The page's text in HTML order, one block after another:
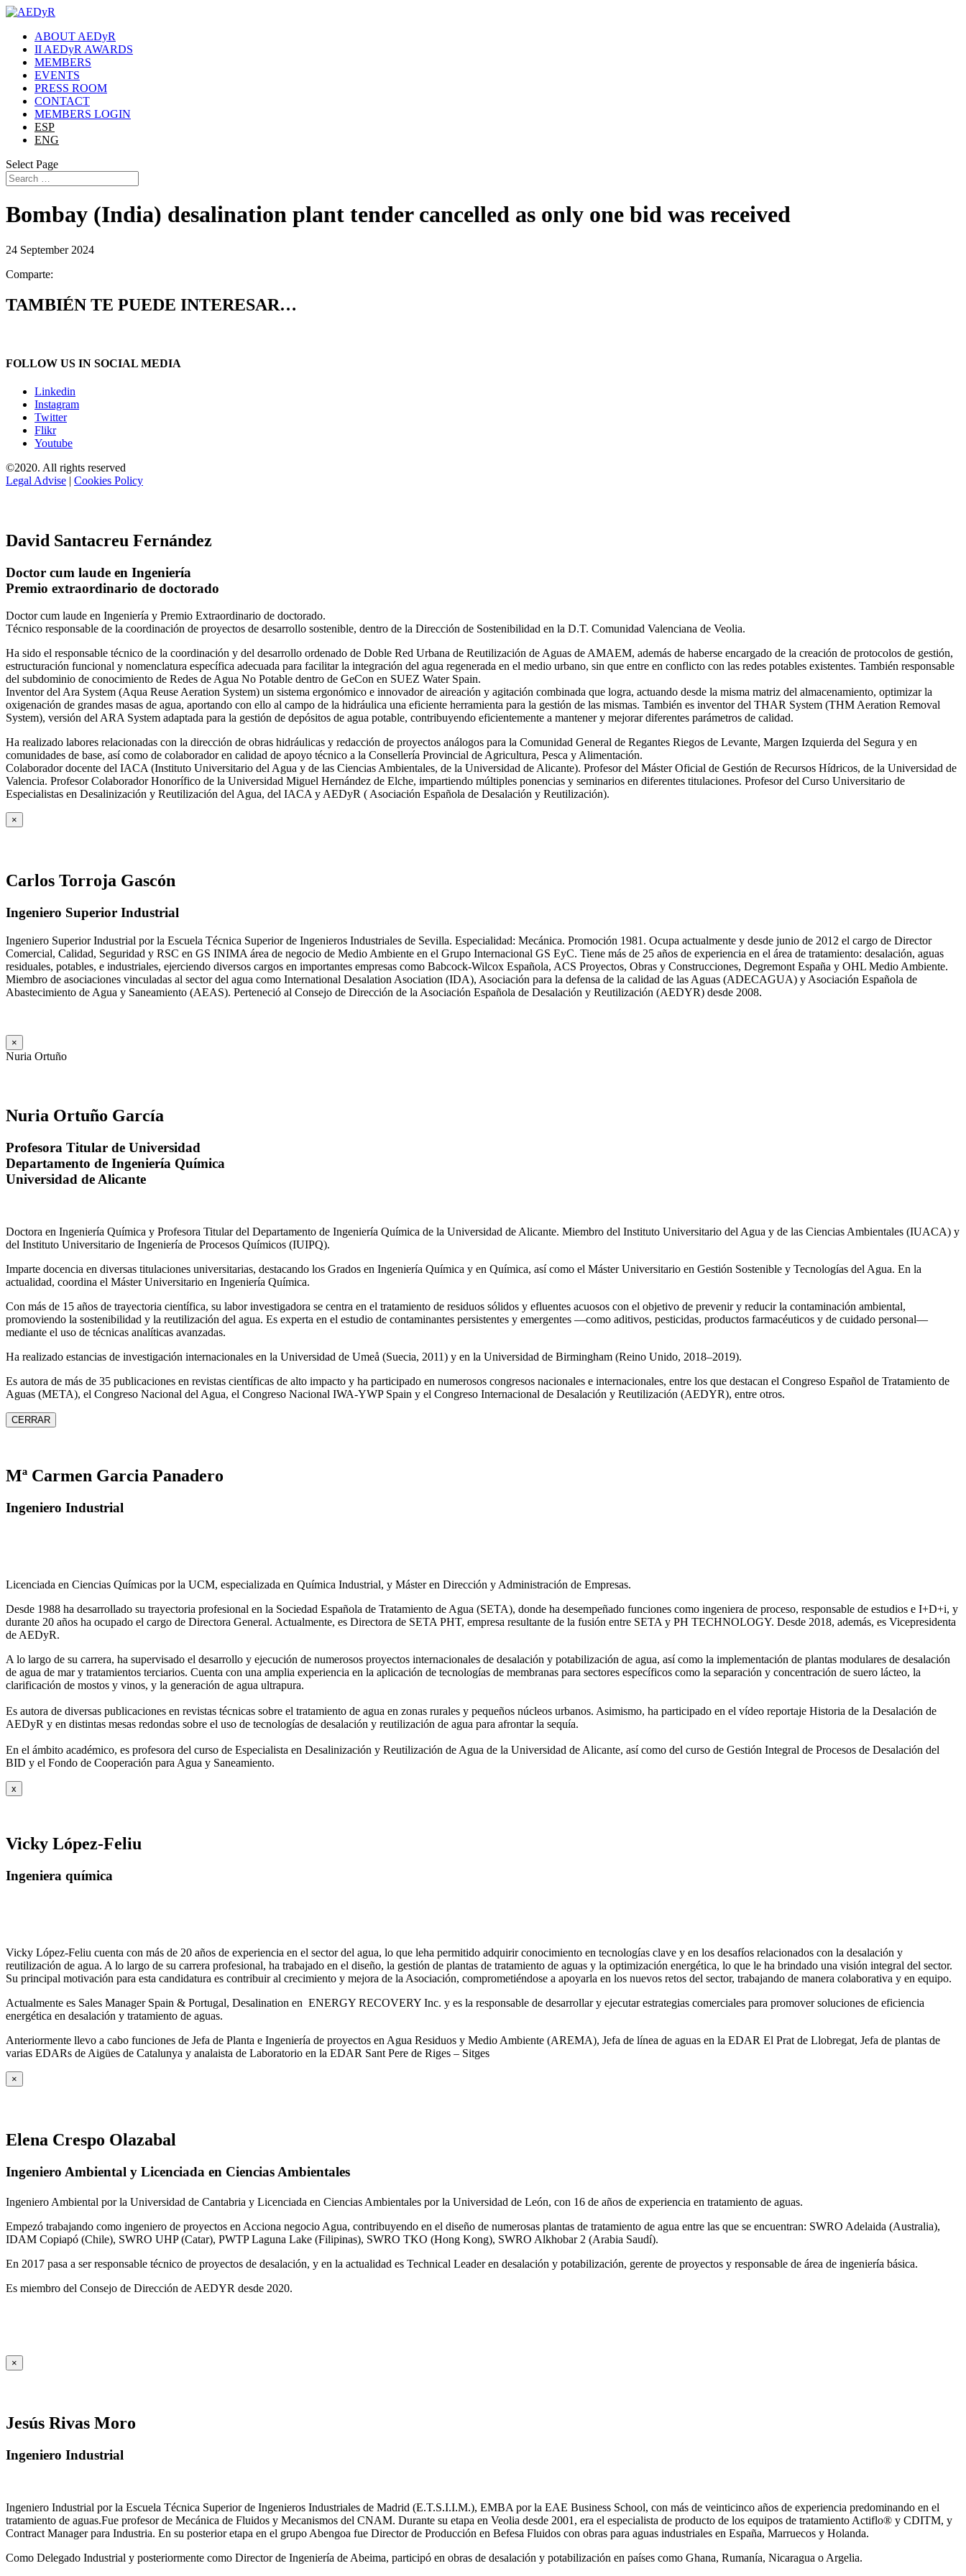
ABOUT AEDyR
II AEDyR AWARDS
MEMBERS
EVENTS
PRESS ROOM
CONTACT
MEMBERS LOGIN
ESP
ENG
Select Page
Bombay (India) desalination plant tender cancelled as only one bid was received
24 September 2024
Comparte:
TAMBIÉN TE PUEDE INTERESAR…
FOLLOW US IN SOCIAL MEDIA
Linkedin
Instagram
Twitter
Flikr
Youtube
©2020. All rights reserved
Legal Advise | Cookies Policy
David Santacreu Fernández
Doctor cum laude en Ingeniería
Premio extraordinario de doctorado
Doctor cum laude en Ingeniería y Premio Extraordinario de doctorado.
Técnico responsable de la coordinación de proyectos de desarrollo sostenible, dentro de la Dirección de Sostenibilidad en la D.T. Comunidad Valenciana de Veolia.
Ha sido el responsable técnico de la coordinación y del desarrollo ordenado de Doble Red Urbana de Reutilización de Aguas de AMAEM, además de haberse encargado de la creación de protocolos de gestión,
estructuración funcional y nomenclatura específica adecuada para facilitar la integración del agua regenerada en el medio urbano, sin que entre en conflicto con las redes potables existentes. También responsable
del subdominio de conocimiento de Redes de Agua No Potable dentro de GeCon en SUEZ Water Spain.
Inventor del Ara System (Aqua Reuse Aeration System) un sistema ergonómico e innovador de aireación y agitación combinada que logra, actuando desde la misma matriz del almacenamiento, optimizar la
oxigenación de grandes masas de agua, aportando con ello al campo de la hidráulica una eficiente herramienta para la gestión de las mismas. También es inventor del THAR System (THM Aeration Removal
System), versión del ARA System adaptada para la gestión de depósitos de agua potable, contribuyendo eficientemente a mantener y mejorar diferentes parámetros de calidad.
Ha realizado labores relacionadas con la dirección de obras hidráulicas y redacción de proyectos análogos para la Comunidad General de Regantes Riegos de Levante, Margen Izquierda del Segura y en
comunidades de base, así como de colaborador en calidad de apoyo técnico a la Consellería Provincial de Agricultura, Pesca y Alimentación.
Colaborador docente del IACA (Instituto Universitario del Agua y de las Ciencias Ambientales, de la Universidad de Alicante). Profesor del Máster Oficial de Gestión de Recursos Hídricos, de la Universidad de
Valencia. Profesor Colaborador Honorífico de la Universidad Miguel Hernández de Elche, impartiendo múltiples ponencias y seminarios en diferentes titulaciones. Profesor del Curso Universitario de
Especialistas en Desalinización y Reutilización del Agua, del IACA y AEDyR ( Asociación Española de Desalación y Reutilización).
×
Carlos Torroja Gascón
Ingeniero Superior Industrial
Ingeniero Superior Industrial por la Escuela Técnica Superior de Ingenieros Industriales de Sevilla. Especialidad: Mecánica. Promoción 1981. Ocupa actualmente y desde junio de 2012 el cargo de Director
Comercial, Calidad, Seguridad y RSC en GS INIMA área de negocio de Medio Ambiente en el Grupo Internacional GS EyC. Tiene más de 25 años de experiencia en el área de tratamiento: desalación, aguas
residuales, potables, e industriales, ejerciendo diversos cargos en importantes empresas como Babcock-Wilcox Española, ACS Proyectos, Obras y Construcciones, Degremont España y OHL Medio Ambiente.
Miembro de asociaciones vinculadas al sector del agua como International Desalation Asociation (IDA), Asociación para la defensa de la calidad de las Aguas (ADECAGUA) y Asociación Española de
Abastecimiento de Agua y Saneamiento (AEAS). Perteneció al Consejo de Dirección de la Asociación Española de Desalación y Reutilización (AEDYR) desde 2008.
×
Nuria Ortuño
Nuria Ortuño García
Profesora Titular de Universidad
Departamento de Ingeniería Química
Universidad de Alicante
Doctora en Ingeniería Química y Profesora Titular del Departamento de Ingeniería Química de la Universidad de Alicante. Miembro del Instituto Universitario del Agua y de las Ciencias Ambientales (IUACA) y
del Instituto Universitario de Ingeniería de Procesos Químicos (IUIPQ).
Imparte docencia en diversas titulaciones universitarias, destacando los Grados en Ingeniería Química y en Química, así como el Máster Universitario en Gestión Sostenible y Tecnologías del Agua. En la
actualidad, coordina el Máster Universitario en Ingeniería Química.
Con más de 15 años de trayectoria científica, su labor investigadora se centra en el tratamiento de residuos sólidos y efluentes acuosos con el objetivo de prevenir y reducir la contaminación ambiental,
promoviendo la sostenibilidad y la reutilización del agua. Es experta en el estudio de contaminantes persistentes y emergentes —como aditivos, pesticidas, productos farmacéuticos y de cuidado personal—
mediante el uso de técnicas analíticas avanzadas.
Ha realizado estancias de investigación internacionales en la Universidad de Umeå (Suecia, 2011) y en la Universidad de Birmingham (Reino Unido, 2018–2019).
Es autora de más de 35 publicaciones en revistas científicas de alto impacto y ha participado en numerosos congresos nacionales e internacionales, entre los que destacan el Congreso Español de Tratamiento de
Aguas (META), el Congreso Nacional del Agua, el Congreso Nacional IWA‑YWP Spain y el Congreso Internacional de Desalación y Reutilización (AEDYR), entre otros.
CERRAR
Mª Carmen Garcia Panadero
Ingeniero Industrial
Licenciada en Ciencias Químicas por la UCM, especializada en Química Industrial, y Máster en Dirección y Administración de Empresas.
Desde 1988 ha desarrollado su trayectoria profesional en la Sociedad Española de Tratamiento de Agua (SETA), donde ha desempeñado funciones como ingeniera de proceso, responsable de estudios e I+D+i, y
durante 20 años ha ocupado el cargo de Directora General. Actualmente, es Directora de SETA PHT, empresa resultante de la fusión entre SETA y PH TECHNOLOGY. Desde 2018, además, es Vicepresidenta
de AEDyR.
A lo largo de su carrera, ha supervisado el desarrollo y ejecución de numerosos proyectos internacionales de desalación y potabilización de agua, así como la implementación de plantas modulares de desalación
de agua de mar y tratamientos terciarios. Cuenta con una amplia experiencia en la aplicación de tecnologías de membranas para sectores específicos como la separación y concentración de suero lácteo, la
clarificación de mostos y vinos, y la generación de agua ultrapura.
Es autora de diversas publicaciones en revistas técnicas sobre el tratamiento de agua en zonas rurales y pequeños núcleos urbanos. Asimismo, ha participado en el vídeo reportaje Historia de la Desalación de
AEDyR y en distintas mesas redondas sobre el uso de tecnologías de desalación y reutilización de agua para afrontar la sequía.
En el ámbito académico, es profesora del curso de Especialista en Desalinización y Reutilización de Agua de la Universidad de Alicante, así como del curso de Gestión Integral de Procesos de Desalación del
BID y el Fondo de Cooperación para Agua y Saneamiento.
x
Vicky López-Feliu
Ingeniera química
Vicky López-Feliu cuenta con más de 20 años de experiencia en el sector del agua, lo que leha permitido adquirir conocimiento en tecnologías clave y en los desafíos relacionados con la desalación y
reutilización de agua. A lo largo de su carrera profesional, ha trabajado en el diseño, la gestión de plantas de tratamiento de aguas y la optimización energética, lo que le ha brindado una visión integral del sector.
Su principal motivación para esta candidatura es contribuir al crecimiento y mejora de la Asociación, comprometiéndose a apoyarla en los nuevos retos del sector, trabajando de manera colaborativa y en equipo.
Actualmente es Sales Manager Spain & Portugal, Desalination en ENERGY RECOVERY Inc. y es la responsable de desarrollar y ejecutar estrategias comerciales para promover soluciones de eficiencia
energética en desalación y tratamiento de aguas.
Anteriormente llevo a cabo funciones de Jefa de Planta e Ingeniería de proyectos en Agua Residuos y Medio Ambiente (AREMA), Jefa de línea de aguas en la EDAR El Prat de Llobregat, Jefa de plantas de
varias EDARs de Aigües de Catalunya y analaista de Laboratorio en la EDAR Sant Pere de Riges – Sitges
×
Elena Crespo Olazabal
Ingeniero Ambiental y Licenciada en Ciencias Ambientales
Ingeniero Ambiental por la Universidad de Cantabria y Licenciada en Ciencias Ambientales por la Universidad de León, con 16 de años de experiencia en tratamiento de aguas.
Empezó trabajando como ingeniero de proyectos en Acciona negocio Agua, contribuyendo en el diseño de numerosas plantas de tratamiento de agua entre las que se encuentran: SWRO Adelaida (Australia),
IDAM Copiapó (Chile), SWRO UHP (Catar), PWTP Laguna Lake (Filipinas), SWRO TKO (Hong Kong), SWRO Alkhobar 2 (Arabia Saudí).
En 2017 pasa a ser responsable técnico de proyectos de desalación, y en la actualidad es Technical Leader en desalación y potabilización, gerente de proyectos y responsable de área de ingeniería básica.
Es miembro del Consejo de Dirección de AEDYR desde 2020.
×
Jesús Rivas Moro
Ingeniero Industrial
Ingeniero Industrial por la Escuela Técnica Superior de Ingenieros Industriales de Madrid (E.T.S.I.I.M.), EMBA por la EAE Business School, con más de veinticinco años de experiencia predominando en el
tratamiento de aguas.Fue profesor de Mecánica de Fluidos y Mecanismos del CNAM. Durante su etapa en Veolia desde 2001, era el especialista de producto de los equipos de tratamiento Actiflo® y CDITM, y
Contract Manager para Industria. En su posterior etapa en el grupo Abengoa fue Director de Producción en Befesa Fluidos con obras para aguas industriales en España, Marruecos y Holanda.
Como Delegado Industrial y posteriormente como Director de Ingeniería de Abeima, participó en obras de desalación y potabilización en países como Ghana, Rumanía, Nicaragua o Argelia.